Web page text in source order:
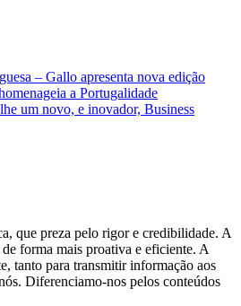
– Gallo apresenta nova edição
a Portugalidade
um novo, e inovador, Business
que preza pelo rigor e credibilidade. A
forma mais proativa e eficiente. A
tanto para transmitir informação aos
Diferenciamo-nos pelos conteúdos